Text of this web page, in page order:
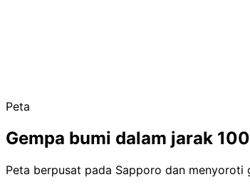
Peta
Gempa bumi dalam jarak
Peta berpusat pada Sapporo dan